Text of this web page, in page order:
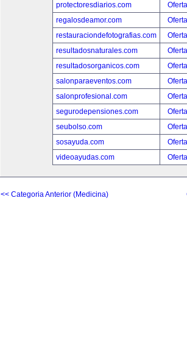
protectoresdiarios.com
regalosdeamor.com
restauraciondefotografias.com
resultadosnaturales.com
resultadosorganicos.com
salonparaeventos.com
salonprofesional.com
segurodepensiones.com
seubolso.com
sosayuda.com
videoayudas.com
<< Categoria Anterior (Medicina)